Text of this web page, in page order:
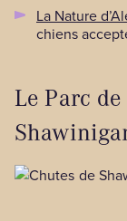
La Nature
chiens
Le Parc